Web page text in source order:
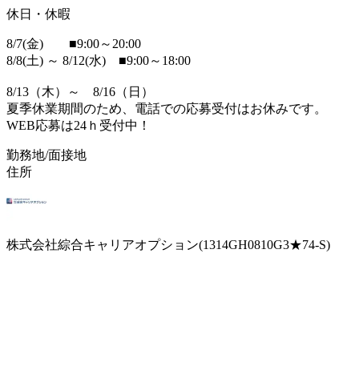
休日・休暇
8/7(金) ■9:00～20:00
8/8(土) ～ 8/12(水) ■9:00～18:00
8/13（木）～ 8/16（日）
夏季休業期間のため、電話での応募受付はお休みです。
WEB応募は24ｈ受付中！
勤務地/面接地
住所
株式会社綜合キャリアオプション(1314GH0810G3★74-S)